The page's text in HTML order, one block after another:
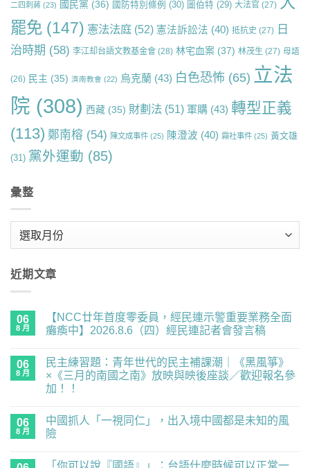
二四刺蔣 (23) 國民黨 (36) 國防特別條例 (30) 圖伯特 (29) 大法官 (27)
罷免 (147) 憲法法庭 (52) 憲法訴訟法 (40) 抵抗史 (27) 日
治時期 (58) 李江却台語文教基金會 (28) 林宅血案 (37) 林茂生 (27) 母語
(26) 民主 (35) 濟南教會 (22) 烏克蘭 (43) 白色恐怖 (65) 立法
院 (308) 西藏 (35) 財劃法 (51) 軍購 (43) 轉型正義
(113) 鄭南榕 (54) 陳文成事件 (25) 陳澄波 (40) 霧社事件 (25) 黃文雄
(31) 黨外運動 (85)
彙整
近期文章
06
8 月
【NCC廿年首度零委員，經民連示警重要業務全面
癱瘓中】2026.8.6（四）經民連記者會發言稿
廿
首
度
員，
經
民
留
言
06
8 月
民主練習題：青年世代的民主補課潮｜《黑風箏》
×《三月的南國之南》放映與映後座談／歡迎報名參
加！！
主
練
習
留
言
06
8 月
中國抓人「一視同仁」，出入境中國都是未知的風
險
「你可以說『國語』」：台語什麼時候可以正常一